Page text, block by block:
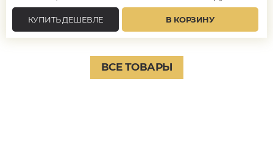
КУПИТЬ ДЕШЕВЛЕ В КОРЗИНУ
ВСЕ ТОВАРЫ